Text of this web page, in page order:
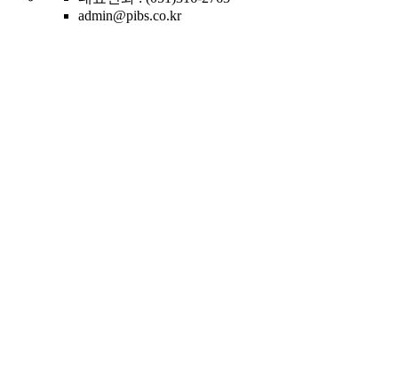
admin@pibs.co.kr